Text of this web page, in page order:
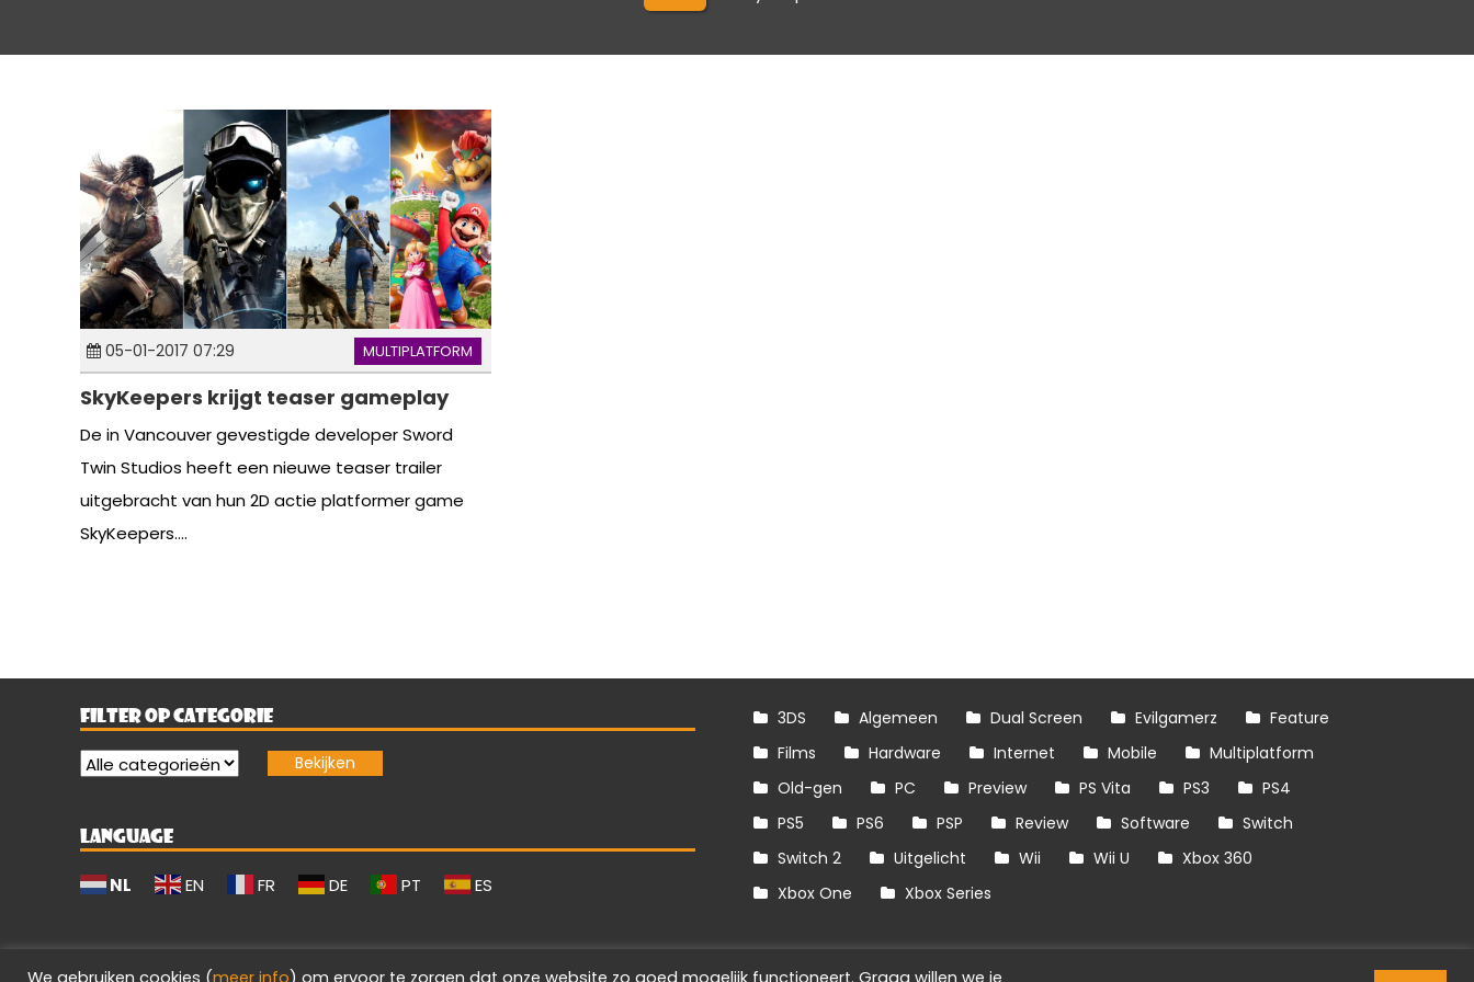
05-01-2017 07:29 MULTIPLATFORM
SkyKeepers krijgt teaser gameplay
De in Vancouver gevestigde developer Sword
Twin Studios heeft een nieuwe teaser trailer
uitgebracht van hun 2D actie platformer game
SkyKeepers....
FILTER OP CATEGORIE
LANGUAGE
NL EN FR DE PT ES
3DS Algemeen Dual Screen Evilgamerz
Feature
Films
Hardware Internet Mobile
Multiplatform
Old-gen
PC Preview PS Vita PS3
PS4
PS5
PS6 PSP Review Software
Switch
Switch 2
Uitgelicht Wii Wii U
Xbox 360
Xbox One
Xbox Series
We gebruiken cookies (meer info) om ervoor te zorgen dat onze website zo goed mogelijk functioneert. Graag willen we je